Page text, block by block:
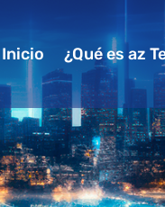
Inicio ¿Qué es az